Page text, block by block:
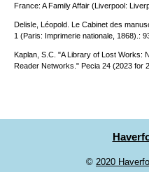
France: A Family Affair (Liverpool:
Delisle, Léopold. Le Cabinet des
1 (Paris: Imprimerie nationale, 1868).:
Kaplan, S.C. "A Library of Lost Works:
Reader Networks." Pecia 24 (2023 for
© 2020